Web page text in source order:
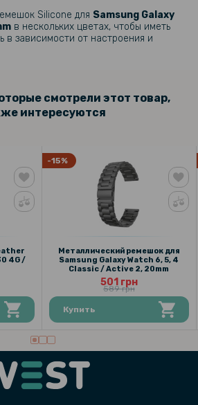
Silicone для Samsung Galaxy
в нескольких цветах, чтобы иметь
в зависимости от настроения и
смотрели этот товар,
интересуются
4G /
-15%
Металлический ремешок для
Samsung Galaxy Watch 6, 5, 4
Classic / Active 2, 20mm
501 грн
589 грн
Купить